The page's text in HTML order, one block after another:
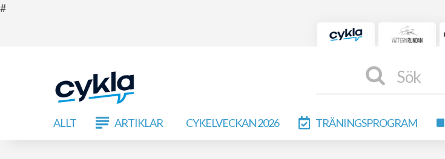
Sök
ALLT ARTIKLAR CYKELVECKAN 2026 TRÄNINGSPROGRAM